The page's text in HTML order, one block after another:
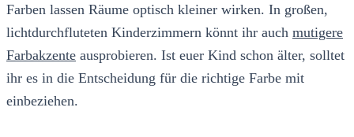
Farben lassen Räume optisch kleiner wirken. In großen,
lichtdurchfluteten Kinderzimmern könnt ihr auch mutigere
Farbakzente ausprobieren. Ist euer Kind schon älter, solltet
ihr es in die Entscheidung für die richtige Farbe mit
einbeziehen.